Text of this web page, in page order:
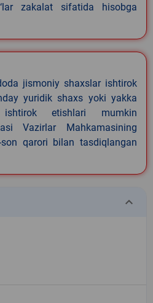
zakalat sifatida hisobga
jismoniy shaxslar ishtirok
yuridik shaxs yoki yakka
etishlari mumkin
Vazirlar Mahkamasining
qarori bilan tasdiqlangan
keyboard_arrow_down